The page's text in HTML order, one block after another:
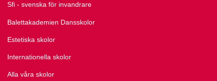
Sfi - svenska för invandrare
Balettakademien Dansskolor
Estetiska skolor
Internationella skolor
Alla våra skolor